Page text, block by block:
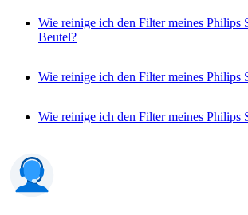
Wie reinige ich den Filter meines Philips
Beutel?
Wie reinige ich den Filter meines Philips
Wie reinige ich den Filter meines Philips